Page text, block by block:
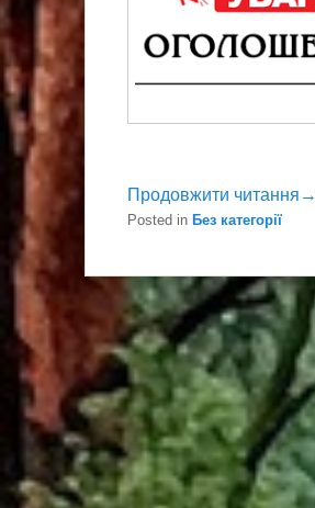
Продовжити читання→
Posted in Без категорії